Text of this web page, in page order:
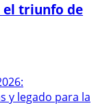
el triunfo de